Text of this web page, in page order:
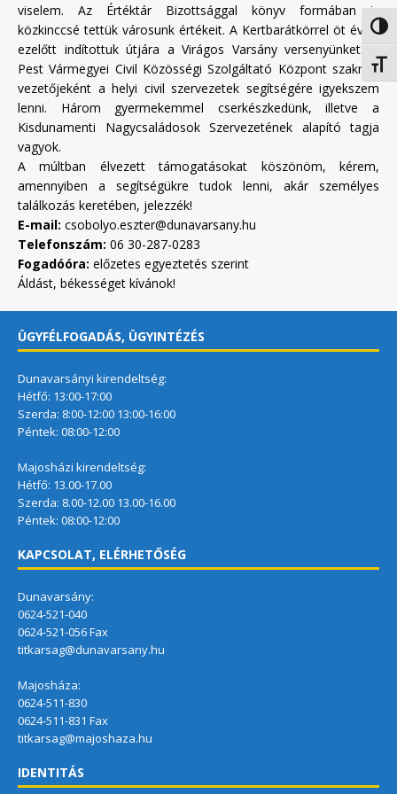
viselem. Az Értéktár Bizottsággal könyv formában is
közkinccsé tettük városunk értékeit. A Kertbarátkörrel öt évvel
ezelőtt indítottuk útjára a Virágos Varsány versenyünket. A
Pest Vármegyei Civil Közösségi Szolgáltató Központ szakmai
vezetőjeként a helyi civil szervezetek segítségére igyekszem
lenni. Három gyermekemmel cserkészkedünk, illetve a
Kisdunamenti Nagycsaládosok Szervezetének alapító tagja
vagyok.
A múltban élvezett támogatásokat köszönöm, kérem,
amennyiben a segítségükre tudok lenni, akár személyes
találkozás keretében, jelezzék!
E-mail: csobolyo.eszter@dunavarsany.hu
Telefonszám: 06 30-287-0283
Fogadóóra: előzetes egyeztetés szerint
Áldást, békességet kívánok!
ÜGYFÉLFOGADÁS, ÜGYINTÉZÉS
Dunavarsányi kirendeltség:
Hétfő: 13:00-17:00
Szerda: 8:00-12:00 13:00-16:00
Péntek: 08:00-12:00
Majosházi kirendeltség:
Hétfő: 13.00-17.00
Szerda: 8.00-12.00 13.00-16.00
Péntek: 08:00-12:00
KAPCSOLAT, ELÉRHETŐSÉG
Dunavarsány:
0624-521-040
0624-521-056 Fax
titkarsag@dunavarsany.hu
Majosháza:
0624-511-830
0624-511-831 Fax
titkarsag@majoshaza.hu
IDENTITÁS